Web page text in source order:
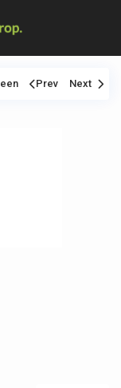
Prev Next